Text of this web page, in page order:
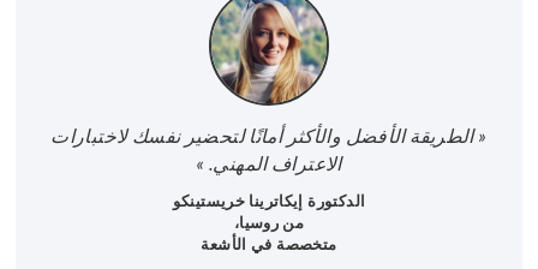
« الطريقة الأفضل والأكثر أمانًا لتحضير نفسك لاختبارات
الاعتراف المهني. »
الدكتورة إيكاترينا خريستينكو
من روسيا،
متخصصة في الأشعة